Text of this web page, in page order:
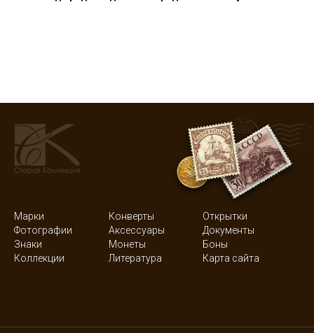
Марки Конверты
Открытки
Фотографии
Аксессуары
Документы
Знаки
Монеты
Боны
Коллекции
Литература Карта сайта